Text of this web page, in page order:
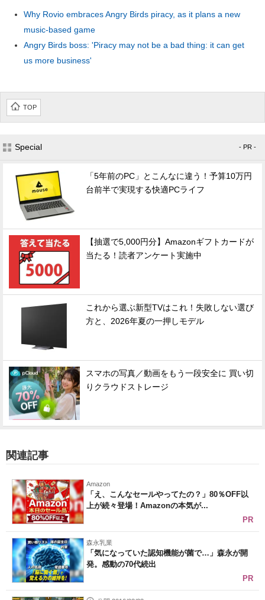
Why Rovio embraces Angry Birds piracy, as it plans a new
music-based game
Angry Birds boss: 'Piracy may not be a bad thing: it can get
us more business'
TOP
Special - PR -
「5年前のPC」とこんなに違う！予算10万円
台前半で実現する快適PCライフ
【抽選で5,000円分】Amazonギフトカードが
当たる！読者アンケート実施中
これから選ぶ新型TVはこれ！失敗しない選び
方と、2026年夏の一押しモデル
スマホの写真／動画をもう一段安全に 買い切
りクラウドストレージ
関連記事
Amazon
「え、こんなセールやってたの？」80％OFF以
上が続々登場！Amazonの本気が...
PR
森永乳業
「気になっていた認知機能が菌で…」森永が開
発。感動の70代続出
PR